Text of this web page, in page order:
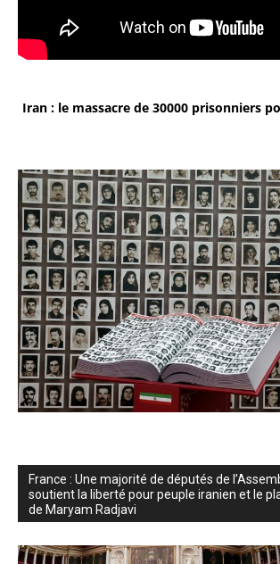
Iran : le massacre de 30000 prisonniers
France : Une majorité de députés de
soutient la liberté pour peuple iranien et le
de Maryam Radjavi